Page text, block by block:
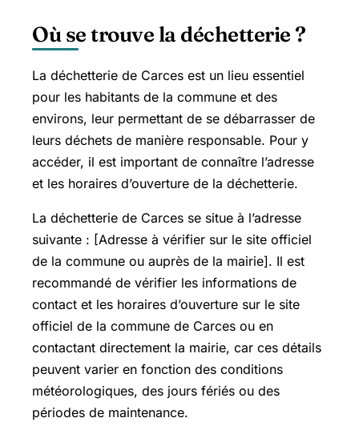
Où se trouve la déchetterie ?
La déchetterie de Carces est un lieu essentiel
pour les habitants de la commune et des
environs, leur permettant de se débarrasser de
leurs déchets de manière responsable. Pour y
accéder, il est important de connaître l’adresse
et les horaires d’ouverture de la déchetterie.
La déchetterie de Carces se situe à l’adresse
suivante : [Adresse à vérifier sur le site officiel
de la commune ou auprès de la mairie]. Il est
recommandé de vérifier les informations de
contact et les horaires d’ouverture sur le site
officiel de la commune de Carces ou en
contactant directement la mairie, car ces détails
peuvent varier en fonction des conditions
météorologiques, des jours fériés ou des
périodes de maintenance.